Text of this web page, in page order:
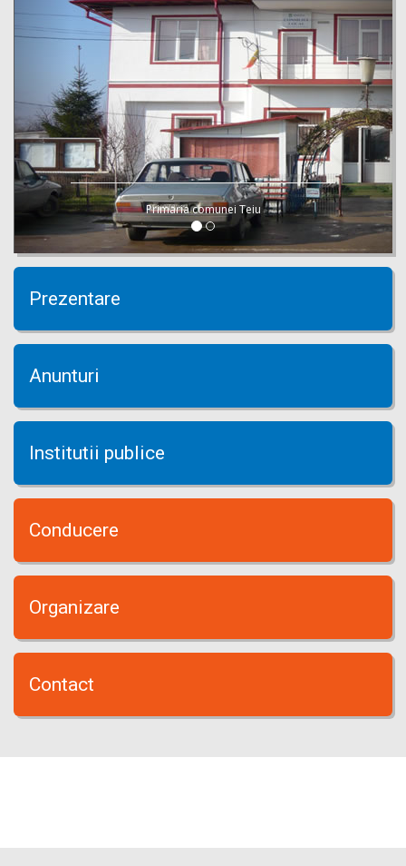
Primaria comunei Teiu
Prezentare
Anunturi
Institutii publice
Conducere
Organizare
Contact